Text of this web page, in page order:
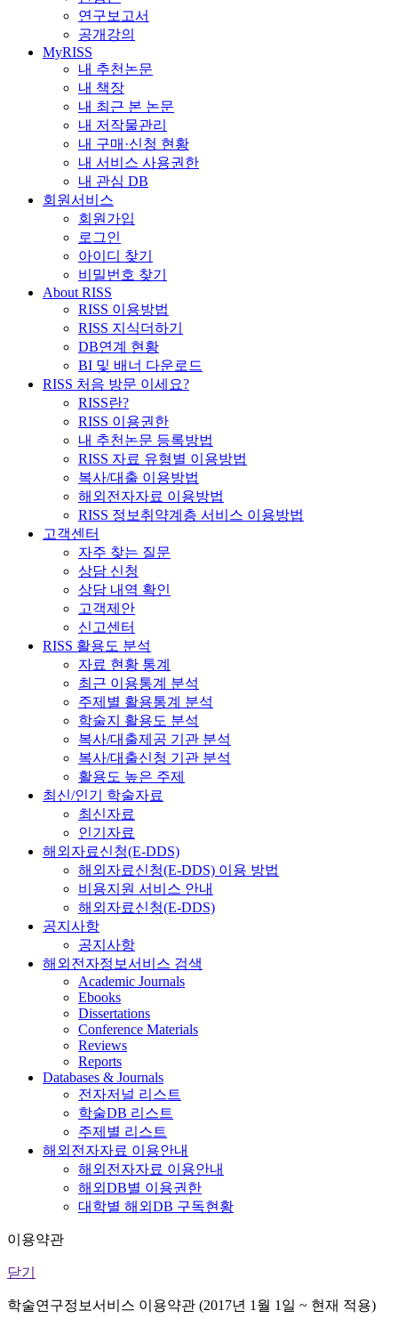
연구보고서
공개강의
MyRISS
내 추천논문
내 책장
내 최근 본 논문
내 저작물관리
내 구매·신청 현황
내 서비스 사용권한
내 관심 DB
회원서비스
회원가입
로그인
아이디 찾기
비밀번호 찾기
About RISS
RISS 이용방법
RISS 지식더하기
DB연계 현황
BI 및 배너 다운로드
RISS 처음 방문 이세요?
RISS란?
RISS 이용권한
내 추천논문 등록방법
RISS 자료 유형별 이용방법
복사/대출 이용방법
해외전자자료 이용방법
RISS 정보취약계층 서비스 이용방법
고객센터
자주 찾는 질문
상담 신청
상담 내역 확인
고객제안
신고센터
RISS 활용도 분석
자료 현황 통계
최근 이용통계 분석
주제별 활용통계 분석
학술지 활용도 분석
복사/대출제공 기관 분석
복사/대출신청 기관 분석
활용도 높은 주제
최신/인기 학술자료
최신자료
인기자료
해외자료신청(E-DDS)
해외자료신청(E-DDS) 이용 방법
비용지원 서비스 안내
해외자료신청(E-DDS)
공지사항
공지사항
해외전자정보서비스 검색
Academic Journals
Ebooks
Dissertations
Conference Materials
Reviews
Reports
Databases & Journals
전자저널 리스트
학술DB 리스트
주제별 리스트
해외전자자료 이용안내
해외전자자료 이용안내
해외DB별 이용권한
대학별 해외DB 구독현황
이용약관
닫기
학술연구정보서비스 이용약관 (2017년 1월 1일 ~ 현재 적용)